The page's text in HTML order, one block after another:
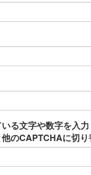
る文字や数字を入
のCAPTCHAに切り